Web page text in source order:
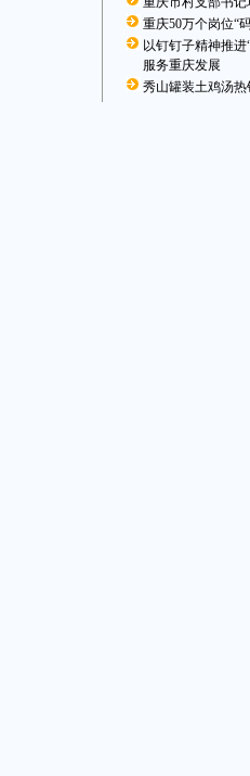
重庆50万个岗位“
以钉钉子精神推
服务重庆发展
秀山罐装土鸡汤热